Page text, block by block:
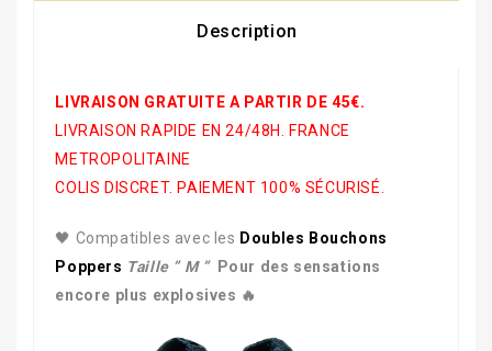
Description
LIVRAISON GRATUITE A PARTIR DE 45€.
LIVRAISON RAPIDE EN 24/48H. FRANCE
METROPOLITAINE
COLIS DISCRET. PAIEMENT 100% SÉCURISÉ.
🖤 Compatibles avec les Doubles Bouchons
Poppers Taille ” M ” Pour des sensations
encore plus explosives 🔥